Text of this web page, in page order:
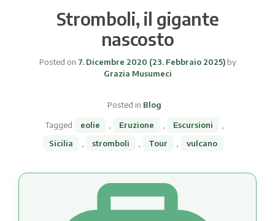
Stromboli, il gigante
nascosto
Posted on 7. Dicembre 2020 (23. Febbraio 2025) by
Grazia Musumeci
Posted in Blog
Tagged eolie Eruzione Escursioni
Sicilia
stromboli Tour vulcano